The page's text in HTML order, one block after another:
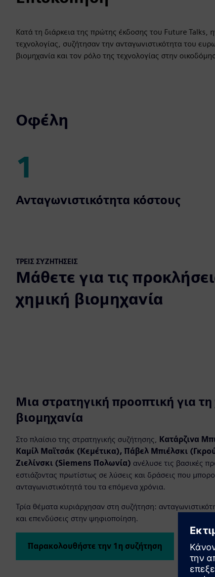
Κατά τη διάρκεια της πρώτης έκδοσης του Future Talks,
τεχνολογίας, συζήτησαν την ανταγωνιστικότητα του
βιομηχανία και τον ρόλο της τεχνολογίας στην
Οφέλη
1
1
Ανταγωνιστικότητα κόστους
ΤΡΕΙΣ ΣΥΖΗΤΉΣΕΙΣ
Μάθετε για τις
χημική βιομηχανία
Μια στρατηγική προοπτική για τη
βιομηχανία
Στο πλαίσιο της στρατηγικής συζήτησης, Κατάρζινα
Καμίλ Μαϊτσάκ (Κεμέτικα), Πάβελ Μπιέλσκι
Ζιελίνσκι (Siemens Πολωνία) ανέλυσε τις βασικές
εστιάζοντας πρωτίστως σε λύσεις και δράσεις που
ανταγωνιστικότητά του τα επόμενα χρόνια.
Τρία θέματα κυριάρχησαν στη συζήτηση:
και επενδύσεις στην ψηφιοποίηση.
Παρακολουθήστε την 1η συζήτηση